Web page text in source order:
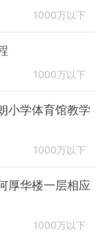
1000万以下
1000万以下
小学体育馆教学
1000万以下
厚华楼一层相应
1000万以下